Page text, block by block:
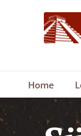
Home